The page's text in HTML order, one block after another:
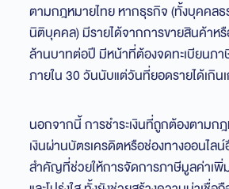
ตามกฎหมายไทย หากธุรกิจ (ทั้งบุคคลธ
นิติบุคคล) มีรายได้จากการขายสินค้าหรื
ล้านบาทต่อปี มีหน้าที่ต้องจดทะเบียนภา
ภายใน 30 วันนับแต่วันที่ยอดรายได้เกิ
นอกจากนี้ การชำระเงินที่ถูกต้องตามก
เงินผ่านบัตรเครดิตหรือช่องทางออนไล
สำคัญที่ช่วยให้การจัดการภาษีมูลค่าเพิ่